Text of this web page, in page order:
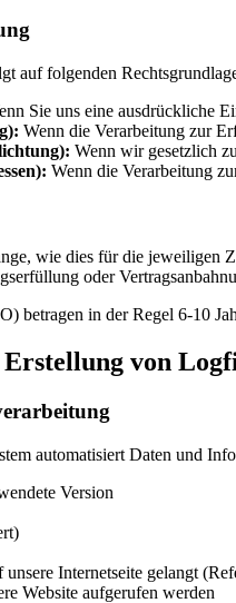
auf folgenden
Sie uns eine ausdrückliche
Wenn die Verarbeitung zur
Wenn wir gesetzlich
Wenn die Verarbeitung
wie dies für die
oder
betragen in der Regel 6-10
von
automatisiert Daten und
Version
Internetseite gelangt
Website aufgerufen werden